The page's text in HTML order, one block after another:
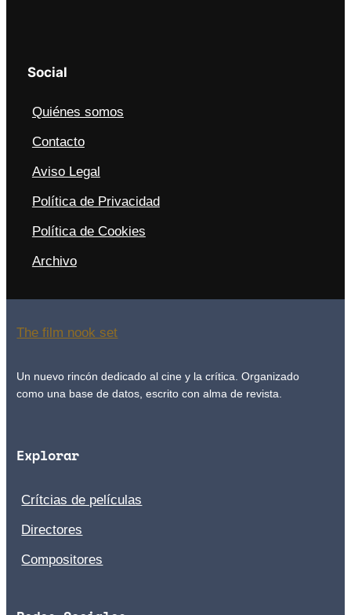
Social
Quiénes somos
Contacto
Aviso Legal
Política de Privacidad
Política de Cookies
Archivo
The film nook set
Un nuevo rincón dedicado al cine y la crítica. Organizado
como una base de datos, escrito con alma de revista.
Explorar
Crítcias de películas
Directores
Compositores